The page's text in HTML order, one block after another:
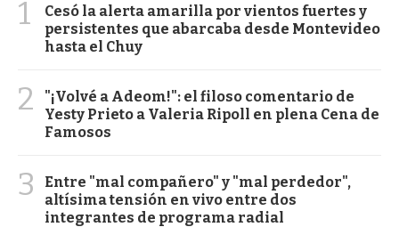
1
Cesó la alerta amarilla por vientos fuertes y
persistentes que abarcaba desde Montevideo
hasta el Chuy
2
"¡Volvé a Adeom!": el filoso comentario de
Yesty Prieto a Valeria Ripoll en plena Cena de
Famosos
3
Entre "mal compañero" y "mal perdedor",
altísima tensión en vivo entre dos
integrantes de programa radial